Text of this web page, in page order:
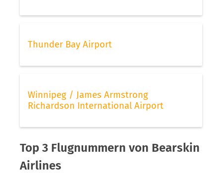
Thunder Bay Airport
Winnipeg / James Armstrong
Richardson International Airport
Top 3 Flugnummern von Bearskin
Airlines